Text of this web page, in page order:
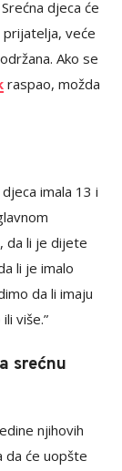
djeca će
veće
Ako se
raspao, možda
imala 13 i
da li je dijete
li je imalo
da li imaju
više.”
srećnu
njihovih
će uopšte